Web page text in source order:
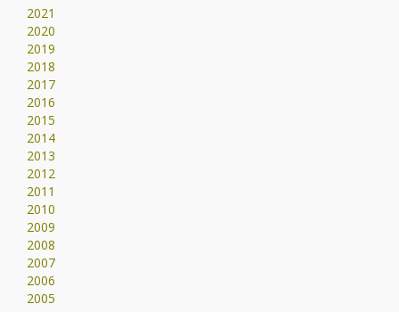
2021
2020
2019
2018
2017
2016
2015
2014
2013
2012
2011
2010
2009
2008
2007
2006
2005